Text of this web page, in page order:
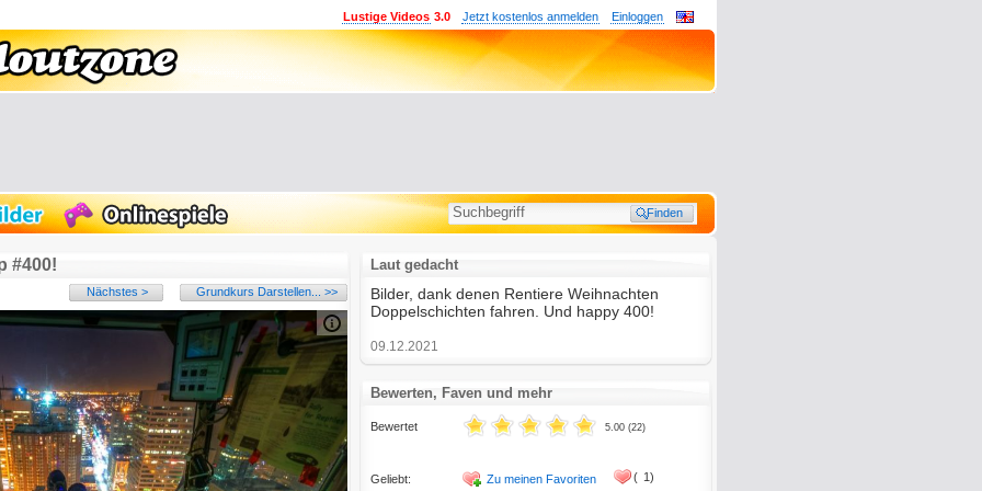
Einloggen
Jetzt kostenlos anmelden
Lustige Videos 3.0
#400!
Nächstes > Grundkurs Darstellen... >>
Laut gedacht
Bilder, dank denen Rentiere Weihnachten
Doppelschichten fahren. Und happy 400!
09.12.2021
Bewerten, Faven und mehr
Bewertet
Geliebt:
5.00 (22)
Zu meinen Favoriten
( 1)